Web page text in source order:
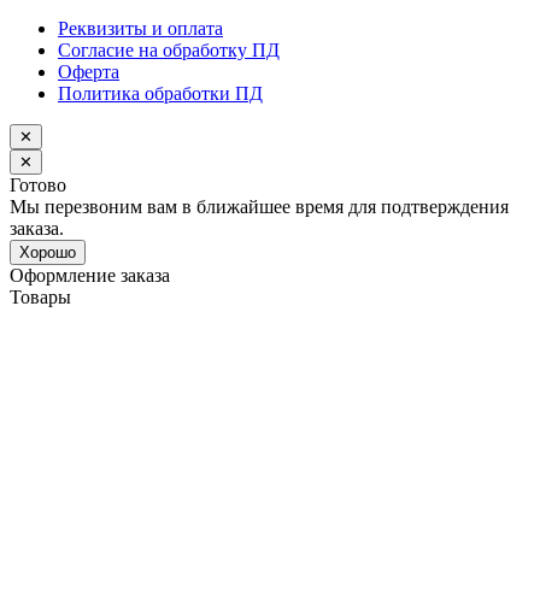
Реквизиты и оплата
Согласие на обработку ПД
Оферта
Политика обработки ПД
✕
✕
Готово
Мы перезвоним вам в ближайшее время для подтверждения
заказа.
Хорошо
Оформление заказа
Товары